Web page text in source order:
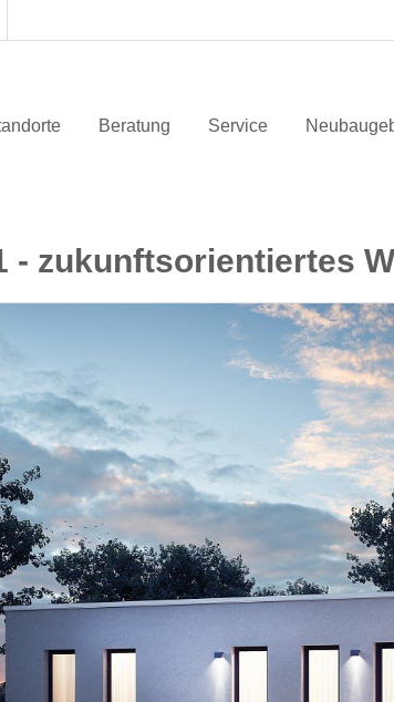
Beratung Service
- zukunftsorientiertes